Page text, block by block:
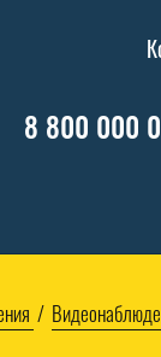
8 800 000